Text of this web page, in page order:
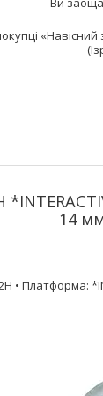
«Навісний
14
• Платформа: